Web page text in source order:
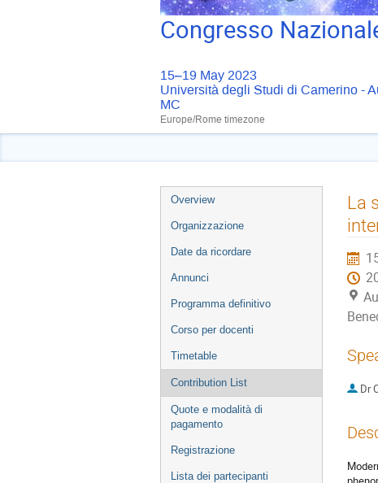
Congresso
15–19 May 2023
Università degli Studi di Camerino -
MC
Europe/Rome timezone
Event
menu
Overview
Organizzazione
Date da ricordare
Annunci
Programma definitivo
Corso per docenti
Timetable
Contribution List
Quote e modalità di
pagamento
Registrazione
Lista dei partecipanti
La
Dr